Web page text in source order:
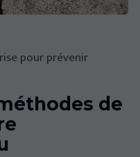
pour prévenir
de